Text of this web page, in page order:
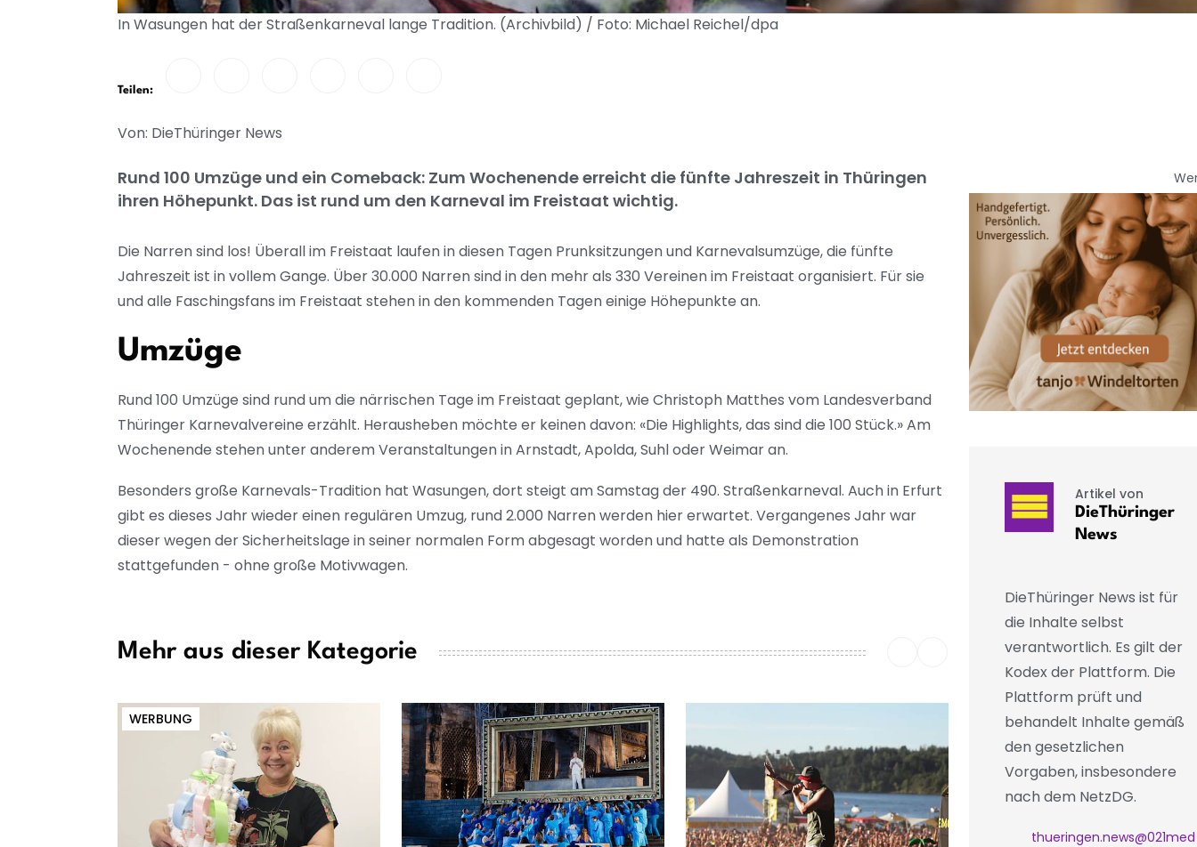
In Wasungen hat der Straßenkarneval lange Tradition. (Archivbild) / Foto: Michael Reichel/dpa
Teilen:
Von: DieThüringer News
Rund 100 Umzüge und ein Comeback: Zum Wochenende erreicht die fünfte Jahreszeit in Thüringen
ihren Höhepunkt. Das ist rund um den Karneval im Freistaat wichtig.
Die Narren sind los! Überall im Freistaat laufen in diesen Tagen Prunksitzungen und Karnevalsumzüge, die fünfte
Jahreszeit ist in vollem Gange. Über 30.000 Narren sind in den mehr als 330 Vereinen im Freistaat organisiert. Für sie
und alle Faschingsfans im Freistaat stehen in den kommenden Tagen einige Höhepunkte an.
Umzüge
Rund 100 Umzüge sind rund um die närrischen Tage im Freistaat geplant, wie Christoph Matthes vom Landesverband
Thüringer Karnevalvereine erzählt. Herausheben möchte er keinen davon: «Die Highlights, das sind die 100 Stück.» Am
Wochenende stehen unter anderem Veranstaltungen in Arnstadt, Apolda, Suhl oder Weimar an.
Besonders große Karnevals-Tradition hat Wasungen, dort steigt am Samstag der 490. Straßenkarneval. Auch in Erfurt
gibt es dieses Jahr wieder einen regulären Umzug, rund 2.000 Narren werden hier erwartet. Vergangenes Jahr war
dieser wegen der Sicherheitslage in seiner normalen Form abgesagt worden und hatte als Demonstration
stattgefunden - ohne große Motivwagen.
Mehr aus dieser Kategorie
WERBUNG
Artikel von
DieThüringer
News
DieThüringer News ist für
die Inhalte selbst
verantwortlich. Es gilt der
Kodex der Plattform. Die
Plattform prüft und
behandelt Inhalte gemäß
den gesetzlichen
Vorgaben, insbesondere
nach dem NetzDG.
thueringen.news@021med